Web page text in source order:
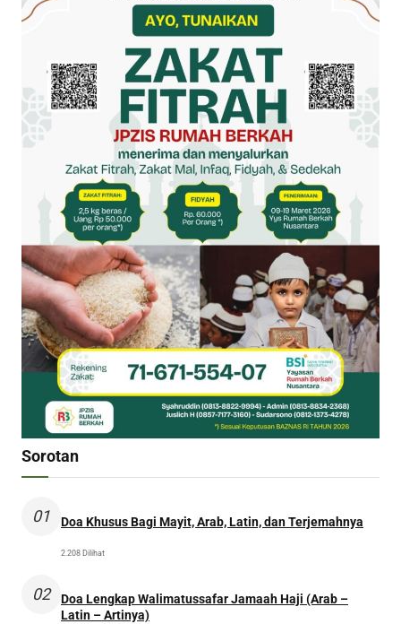
Sorotan
01 Doa Khusus Bagi Mayit, Arab, Latin, dan Terjemahnya
2.208 Dilihat
02
Doa Lengkap Walimatussafar Jamaah Haji (Arab –
Latin – Artinya)